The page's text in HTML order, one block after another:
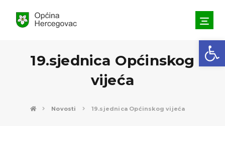
Open toolbar
19.sjednica Općinskog
vijeća
Novosti 19.sjednica Općinskog vijeća